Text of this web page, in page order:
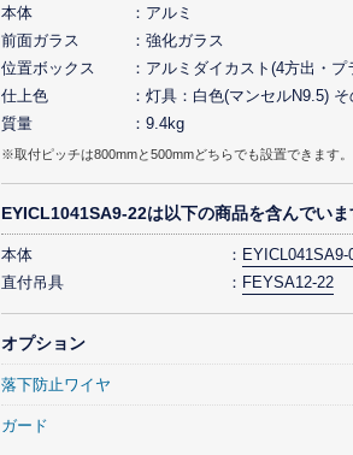
本体
アルミ
前面ガラス
強化ガラス
位置ボックス
アルミダイカスト(4方出・プ
仕上色
灯具：白色(マンセルN9.5)
質量
9.4kg
※取付ピッチは800mmと500mmどちらでも設置できます。
EYICL1041SA9-22は以下の商品を含んでいま
本体
EYICL041SA9-
直付吊具
FEYSA12-22
オプション
落下防止ワイヤ
ガード